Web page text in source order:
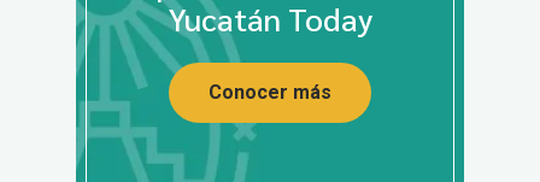
Yucatán Today
Conocer más